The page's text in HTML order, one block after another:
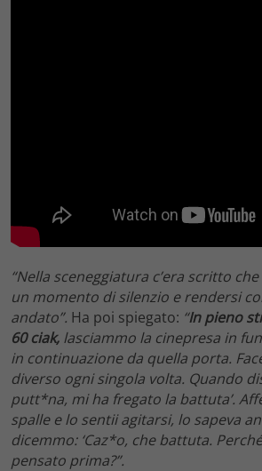
“Nella sceneggiatura c’era scritto
un momento di silenzio e rendersi
andato”. Ha poi spiegato: “In pieno
60 ciak, lasciammo la cinepresa in
in continuazione da quella porta.
diverso ogni singola volta. Quando
putt*na, mi ha fregato la battuta’.
spalle e lo sentii agitarsi, lo sapeva
dicemmo: ‘Caz*o, che battuta.
pensato prima?”.